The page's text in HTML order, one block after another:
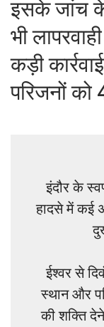
इसके जांच
भी
कड़ी
परिजनों को
इंदौर के
हादसे में कई
ईश्वर से
स्थान और
की शक्ति